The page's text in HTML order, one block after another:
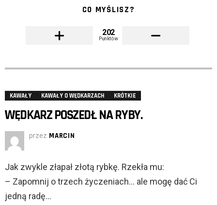
CO MYŚLISZ?
202
Punktów
KAWAŁY KAWAŁY O WĘDKARZACH KRÓTKIE
WĘDKARZ POSZEDŁ NA RYBY.
przez MARCIN
Jak zwykle złapał złotą rybkę. Rzekła mu:
– Zapomnij o trzech życzeniach… ale mogę dać Ci
jedną radę…